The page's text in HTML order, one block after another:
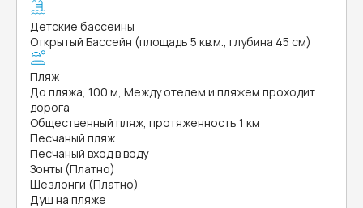
Детские бассейны
Открытый Бассейн (площадь 5 кв.м., глубина 45 см)
Пляж
До пляжа, 100 м, Между отелем и пляжем проходит
дорога
Общественный пляж, протяженность 1 км
Песчаный пляж
Песчаный вход в воду
Зонты (Платно)
Шезлонги (Платно)
Душ на пляже